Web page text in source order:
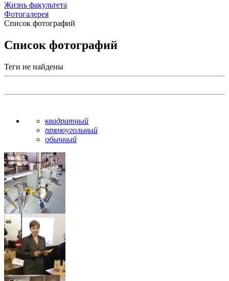
Жизнь факультета
Фотогалерея
Список фотографий
Список фотографий
Теги не найдены
квадратный
прямоугольный
обычный